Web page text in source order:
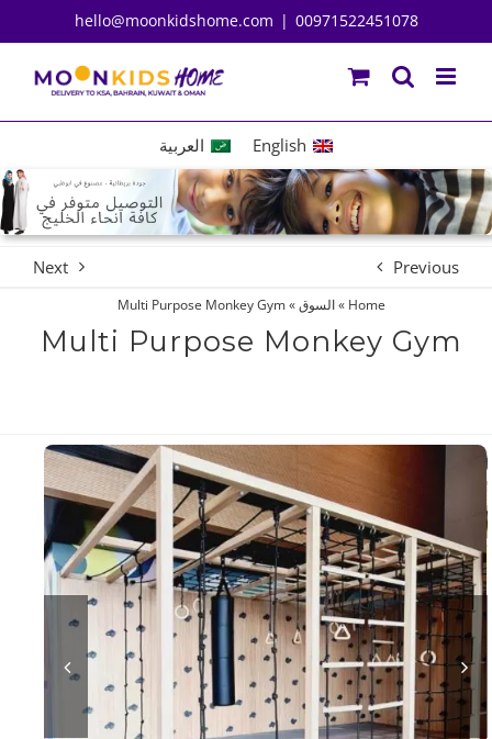
to
content
00971522451078
|
hello@moonkidshome.com
English العربية
Previous
Next
Home
»السوق»
Multi Purpose Monkey Gym
Multi Purpose Monkey Gym